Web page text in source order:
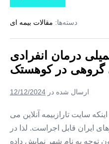
بیمه
بیمه
درمان
+
بیمه
درمان
تکمیلی
در
دسته‌ها: مقالات بیمه ای
درمان انفرادی
گروهی در کوهستک
ارسال شده در 12/12/2024
سایت تارازبیمه آنلاین می
ایران قابل اجراست. لذا در
توجه به نام شهر نمایش داده